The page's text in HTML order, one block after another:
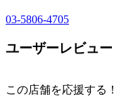
03-5806-4705
ユーザーレビュー
この店舗を応援する！